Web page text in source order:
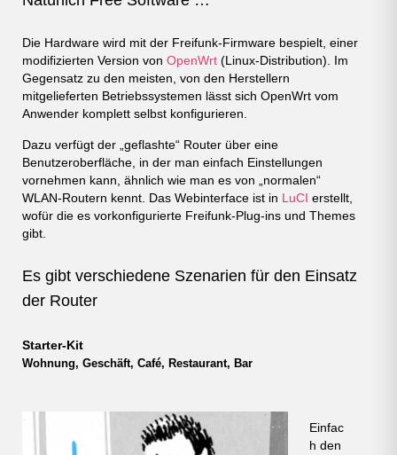
Die Hardware wird mit der Freifunk-Firmware bespielt, einer
modifizierten Version von OpenWrt (Linux-Distribution). Im
Gegensatz zu den meisten, von den Herstellern
mitgelieferten Betriebssystemen lässt sich OpenWrt vom
Anwender komplett selbst konfigurieren.
Dazu verfügt der „geflashte“ Router über eine
Benutzeroberfläche, in der man einfach Einstellungen
vornehmen kann, ähnlich wie man es von „normalen“
WLAN-Routern kennt. Das Webinterface ist in LuCI erstellt,
wofür die es vorkonfigurierte Freifunk-Plug-ins und Themes
gibt.
Es gibt verschiedene Szenarien für den Einsatz
der Router
Starter-Kit
Wohnung, Geschäft, Café, Restaurant, Bar
Einfac
h den